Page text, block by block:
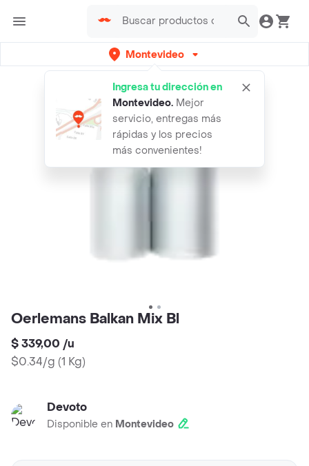
Montevideo
Ingresa tu dirección en
Montevideo. Mejor
servicio, entregas más
rápidas y los precios
más convenientes!
Oerlemans Balkan Mix Bl
$ 339,00 /u
$0.34/g (1 Kg)
Devoto
Disponible en Montevideo